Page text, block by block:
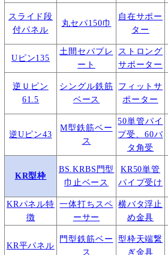
スライド段
付パネル
丸セパ150巾
自在サポー
ター
Uピン135
土間セパプレ
ート
ストロング
サポーター
逆Ｕピン
61.5
シングル鉄筋
ベース
フィットサ
ポーター
逆Uピン43
M型鉄筋ベー
ス
50単管パイ
プ受、60バ
タ角受
KR型枠
BS.KRBS門型
巾止ベース
KR50単管
パイプ受け
KRパネル特
徴
一体打ちスペ
ーサー
横バタ浮止
め金具
KR平パネル
門型鉄筋ベー
ス
型枠天端繋
ぎ金具